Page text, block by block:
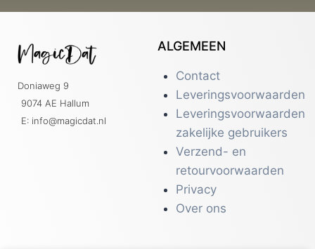
Doniaweg 9
9074 AE Hallum
E: info@magicdat.nl
ALGEMEEN
Contact
Leveringsvoorwaarden
Leveringsvoorwaarden
zakelijke gebruikers
Verzend- en
retourvoorwaarden
Privacy
Over ons